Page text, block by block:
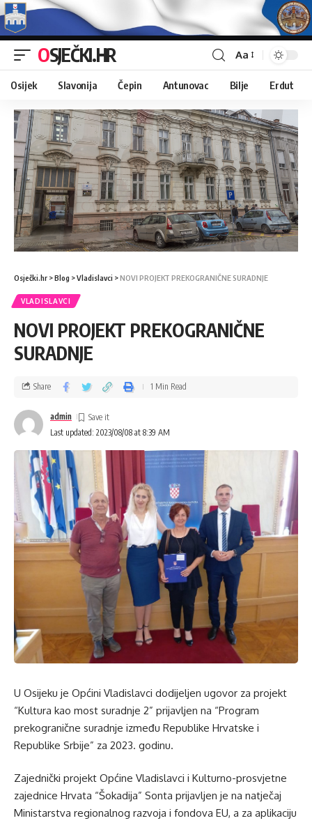
OSJEČKI.HR Aa
Osijek Slavonija Čepin Antunovac Bilje Erdut
Osječki.hr >Blog >Vladislavci >NOVI PROJEKT PREKOGRANIČNE SURADNJE
VLADISLAVCI
NOVI PROJEKT PREKOGRANIČNE
SURADNJE
Last updated: 2023/08/08 at 8:39 AM
admin
Share 1 Min Read
U Osijeku je Općini Vladislavci dodijeljen ugovor za projekt
“Kultura kao most suradnje 2” prijavljen na “Program
prekogranične suradnje između Republike Hrvatske i
Republike Srbije” za 2023. godinu.
Zajednički projekt Općine Vladislavci i Kulturno-prosvjetne
zajednice Hrvata “Šokadija” Sonta prijavljen je na natječaj
Ministarstva regionalnog razvoja i fondova EU, a za aplikaciju